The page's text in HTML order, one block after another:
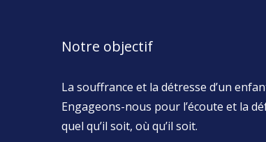
Notre objectif
La souffrance et la détresse d’un
Engageons-nous pour l’écoute et la
quel qu’il soit, où qu’il soit.